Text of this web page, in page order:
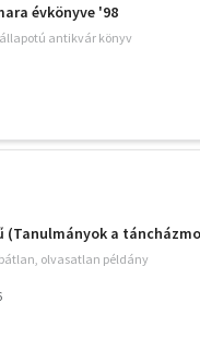
évkönyve '98
antikvár könyv
(Tanulmányok a
olvasatlan példány